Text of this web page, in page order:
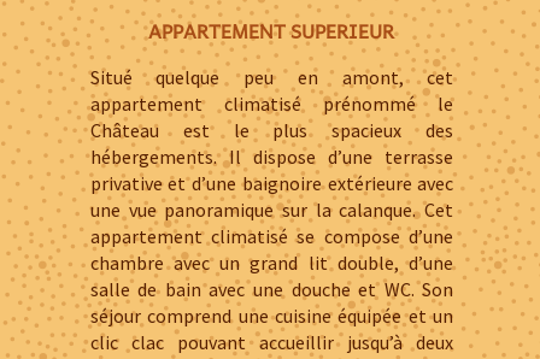
APPARTEMENT SUPERIEUR
Situé quelque peu en amont, cet
appartement climatisé prénommé le
Château est le plus spacieux des
hébergements. Il dispose d’une terrasse
privative et d’une baignoire extérieure avec
une vue panoramique sur la calanque. Cet
appartement climatisé se compose d’une
chambre avec un grand lit double, d’une
salle de bain avec une douche et WC. Son
séjour comprend une cuisine équipée et un
clic clac pouvant accueillir jusqu’à deux